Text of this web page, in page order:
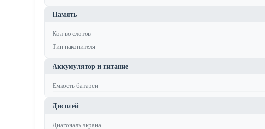
Память
Кол-во слотов
Тип накопителя
Аккумулятор и питание
Емкость батареи
Дисплей
Диагональ экрана